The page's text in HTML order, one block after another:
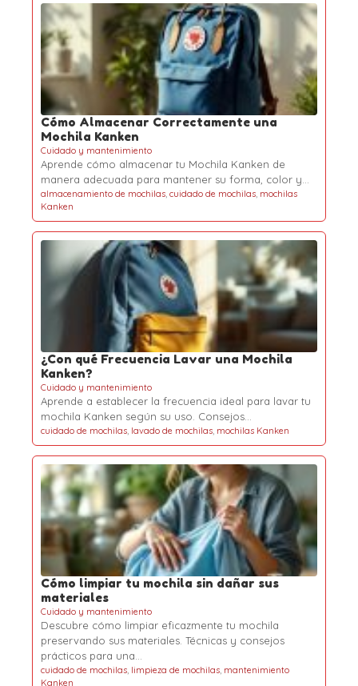
Cómo Almacenar Correctamente una
Mochila Kanken
Cuidado y mantenimiento
Aprende cómo almacenar tu Mochila Kanken de
manera adecuada para mantener su forma, color y…
almacenamiento de mochilas, cuidado de mochilas, mochilas
Kanken
¿Con qué Frecuencia Lavar una Mochila
Kanken?
Cuidado y mantenimiento
Aprende a establecer la frecuencia ideal para lavar tu
mochila Kanken según su uso. Consejos…
cuidado de mochilas, lavado de mochilas, mochilas Kanken
Cómo limpiar tu mochila sin dañar sus
materiales
Cuidado y mantenimiento
Descubre cómo limpiar eficazmente tu mochila
preservando sus materiales. Técnicas y consejos
prácticos para una…
cuidado de mochilas, limpieza de mochilas, mantenimiento
Kanken